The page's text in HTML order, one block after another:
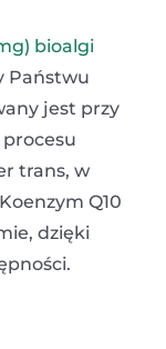
bioalgi
Państwu
jest przy
trans, w
Q10
dzięki